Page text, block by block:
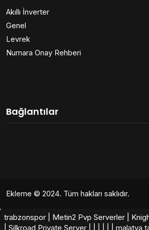
Akıllı İnverter
Genel
Levrek
Numara Onay Rehberi
Bağlantılar
Ekleme © 2024. Tüm hakları saklıdır.
trabzonspor Metin2 Pvp Serverler
Silkroad Private Server​ malatya